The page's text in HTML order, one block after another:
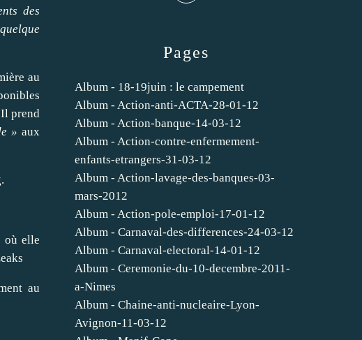
des
au
prend
» aux
où elle
au
Pages
Album - 18-19juin : le campement
Album - Action-anti-ACTA-28-01-12
Album - Action-banque-14-03-12
Album - Action-contre-enfermement-
enfants-etrangers-31-03-12
Album - Action-lavage-des-banques-03-
mars-2012
Album - Action-pole-emploi-17-01-12
Album - Carnaval-des-differences-24-03-12
Album - Carnaval-electoral-14-01-12
Album - Ceremonie-du-10-decembre-2011-
a-Nimes
Album - Chaine-anti-nucleaire-Lyon-
Avignon-11-03-12